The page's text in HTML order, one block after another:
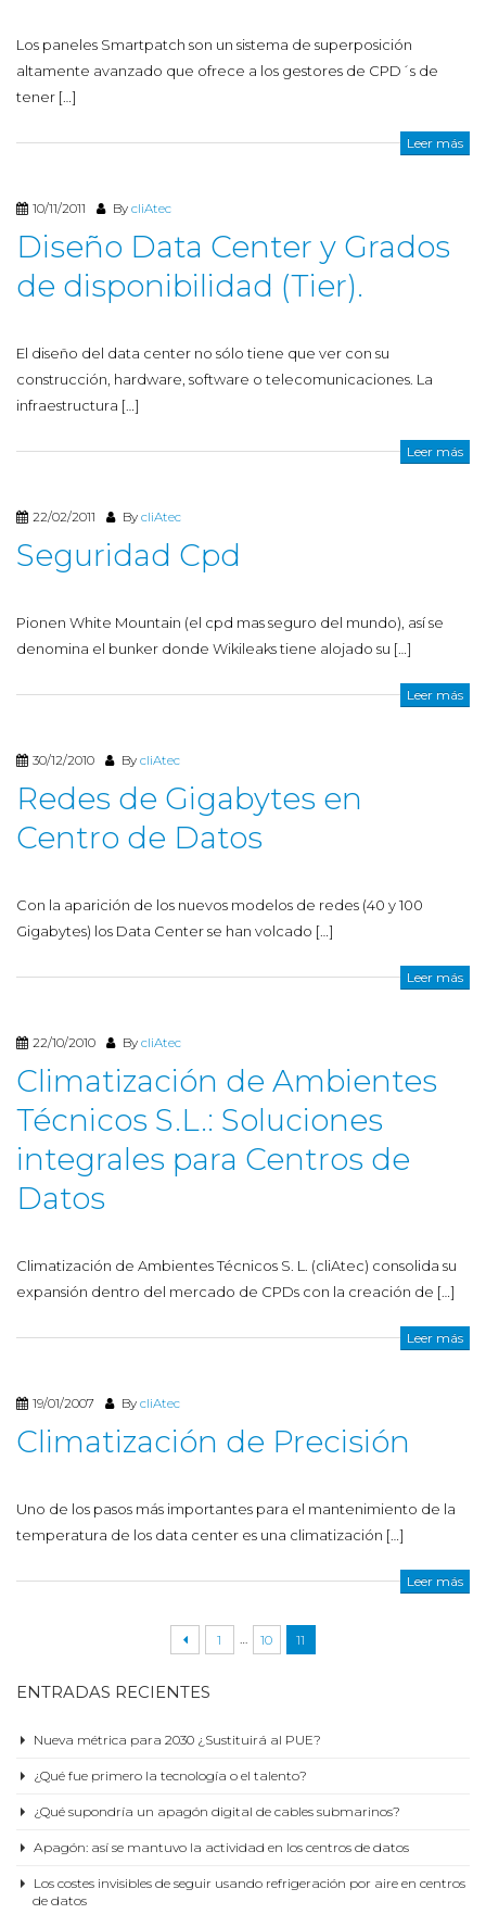
Los paneles Smartpatch son un sistema de superposición
altamente avanzado que ofrece a los gestores de CPD´s de
tener […]
Leer más
10/11/2011 BycliAtec
Diseño Data Center y Grados
de disponibilidad (Tier).
El diseño del data center no sólo tiene que ver con su
construcción, hardware, software o telecomunicaciones. La
infraestructura […]
Leer más
22/02/2011 BycliAtec
Seguridad Cpd
Pionen White Mountain (el cpd mas seguro del mundo), así se
denomina el bunker donde Wikileaks tiene alojado su […]
Leer más
30/12/2010 BycliAtec
Redes de Gigabytes en
Centro de Datos
Con la aparición de los nuevos modelos de redes (40 y 100
Gigabytes) los Data Center se han volcado […]
Leer más
22/10/2010 BycliAtec
Climatización de Ambientes
Técnicos S.L.: Soluciones
integrales para Centros de
Datos
Climatización de Ambientes Técnicos S. L. (cliAtec) consolida su
expansión dentro del mercado de CPDs con la creación de […]
Leer más
19/01/2007 BycliAtec
Climatización de Precisión
Uno de los pasos más importantes para el mantenimiento de la
temperatura de los data center es una climatización […]
Leer más
1 … 10 11
ENTRADAS RECIENTES
Nueva métrica para 2030 ¿Sustituirá al PUE?
¿Qué fue primero la tecnología o el talento?
¿Qué supondría un apagón digital de cables submarinos?
Apagón: así se mantuvo la actividad en los centros de datos
Los costes invisibles de seguir usando refrigeración por aire en centros
de datos